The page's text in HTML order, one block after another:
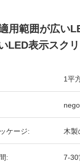
用範囲が広い
LED表示スク
1平
ケージ: 木製
: 7-30